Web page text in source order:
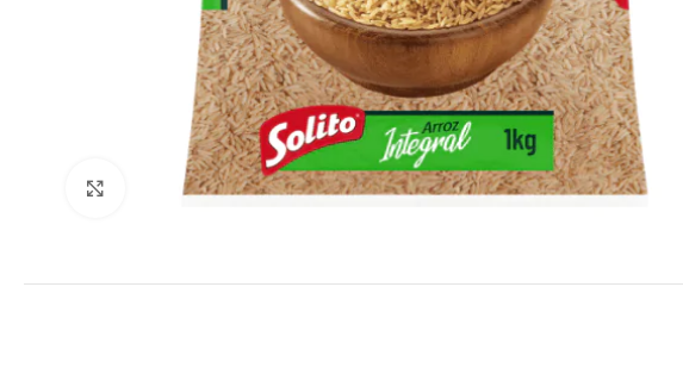
Clique para ampliar